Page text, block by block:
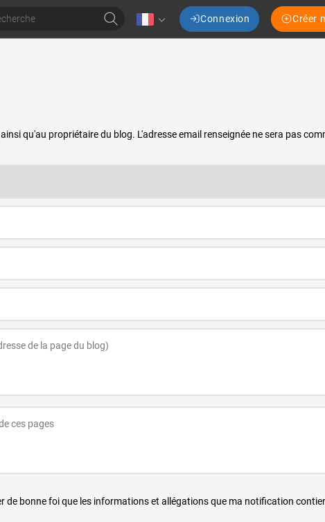
Connexion Créer
qu'au propriétaire du blog. L'adresse email renseignée ne sera pas
de bonne foi que les informations et allégations que ma notification